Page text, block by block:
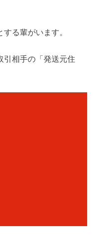
る輩がいます。
引相手の「発送元住